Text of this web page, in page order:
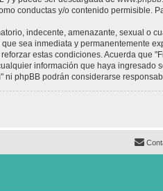
conductas y/o contenido permisible.
indecente, amenazante, sexual o
sea inmediata y permanentemente
estas condiciones. Acuerda que
información que haya
phpBB podrán considerarse